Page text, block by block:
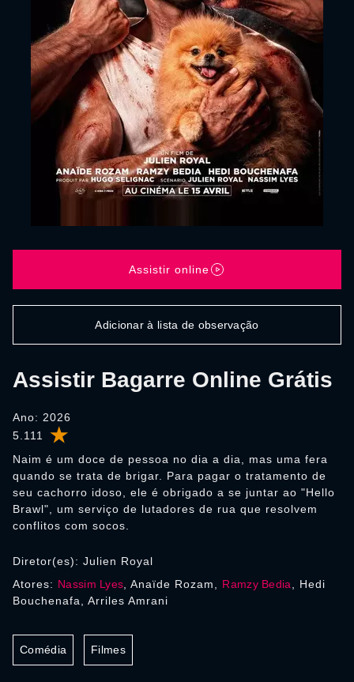
5.111
Assistir Bagarre Online Grátis
Ano: 2026
Naim é um doce de pessoa no dia a dia, mas uma fera
quando se trata de brigar. Para pagar o tratamento de
seu cachorro idoso, ele é obrigado a se juntar ao "Hello
Brawl", um serviço de lutadores de rua que resolvem
conflitos com socos.
Assistir online
Adicionar à lista de observação
Diretor(es): Julien Royal
Atores: Nassim Lyes , Anaïde Rozam, Ramzy Bedia
, Hedi
Bouchenafa, Arriles Amrani
Comédia Filmes